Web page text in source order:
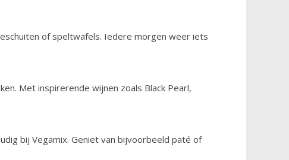
of speltwafels. Iedere morgen weer iets
Met inspirerende wijnen zoals Black Pearl,
bij Vegamix. Geniet van bijvoorbeeld paté of